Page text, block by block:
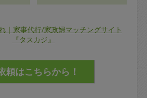
｜家事代行/家政婦マッチングサイト
『タスカジ』